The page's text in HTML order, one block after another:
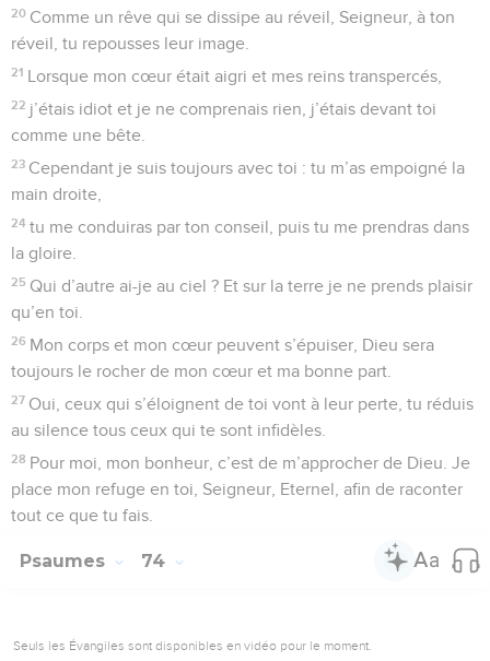
20 Comme un rêve qui se dissipe au réveil, Seigneur, à ton
réveil, tu repousses leur image.
21 Lorsque mon cœur était aigri et mes reins transpercés,
22 j’étais idiot et je ne comprenais rien, j’étais devant toi
comme une bête.
23 Cependant je suis toujours avec toi : tu m’as empoigné la
main droite,
24 tu me conduiras par ton conseil, puis tu me prendras dans
la gloire.
25 Qui d’autre ai-je au ciel ? Et sur la terre je ne prends plaisir
qu’en toi.
26 Mon corps et mon cœur peuvent s’épuiser, Dieu sera
toujours le rocher de mon cœur et ma bonne part.
27 Oui, ceux qui s’éloignent de toi vont à leur perte, tu réduis
au silence tous ceux qui te sont infidèles.
28 Pour moi, mon bonheur, c’est de m’approcher de Dieu. Je
place mon refuge en toi, Seigneur, Eternel, afin de raconter
tout ce que tu fais.
Psaumes 74
Seuls les Évangiles sont disponibles en vidéo pour le moment.